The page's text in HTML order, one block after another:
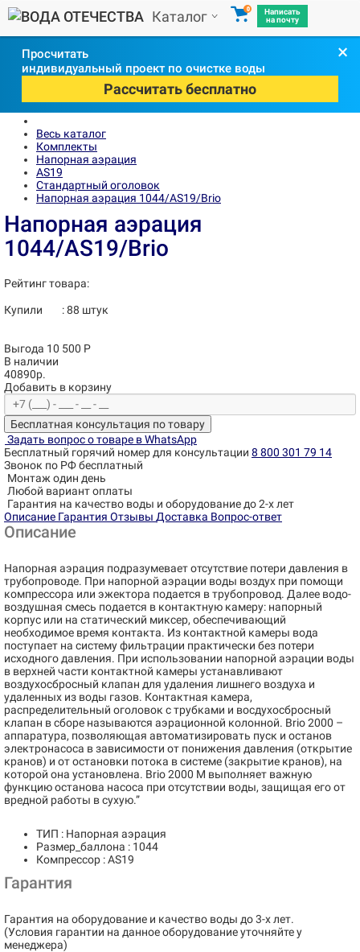
Каталог 0
Написать
на почту
Просчитать
индивидуальный проект по очистке воды
Рассчитать бесплатно
×
Весь каталог
Комплекты
Напорная аэрация
AS19
Стандартный оголовок
Напорная аэрация 1044/AS19/Brio
Напорная аэрация
1044/AS19/Brio
Рейтинг товара:
Купили :88 штук
Выгода 10 500 Р
В наличии
40890р.
Добавить в корзину
Бесплатная консультация по товару
Задать вопрос о товаре в WhatsApp
Бесплатный горячий номер для консультации 8 800 301 79 14
Звонок по РФ бесплатный
Монтаж один день
Любой вариант оплаты
Гарантия на качество воды и оборудование до 2-х лет
Описание Гарантия Отзывы Доставка Вопрос-ответ
Описание
Напорная аэрация подразумевает отсутствие потери давления в
трубопроводе. При напорной аэрации воды воздух при помощи
компрессора или эжектора подается в трубопровод. Далее водо-
воздушная смесь подается в контактную камеру: напорный
корпус или на статический миксер, обеспечивающий
необходимое время контакта. Из контактной камеры вода
поступает на систему фильтрации практически без потери
исходного давления. При использовании напорной аэрации воды
в верхней части контактной камеры устанавливают
воздухосбросный клапан для удаления лишнего воздуха и
удаленных из воды газов. Контактная камера,
распределительный оголовок с трубками и восдухосбросный
клапан в сборе называются аэрационной колонной. Brio 2000 –
аппаратура, позволяющая автоматизировать пуск и останов
электронасоса в зависимости от понижения давления (открытие
кранов) и от остановки потока в системе (закрытие кранов), на
которой она установлена. Brio 2000 M выполняет важную
функцию останова насоса при отсутствии воды, защищая его от
вредной работы в сухую.”
ТИП : Напорная аэрация
Размер_баллона : 1044
Компрессор : AS19
Гарантия
Гарантия на оборудование и качество воды до 3-х лет.
(Условия гарантии на данное оборудование уточняйте у
менеджера)